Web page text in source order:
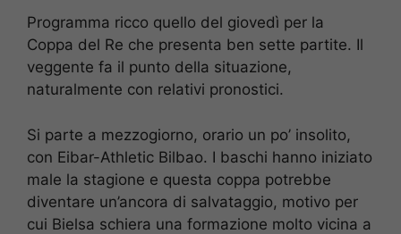
Programma ricco quello del giovedì per la
Coppa del Re che presenta ben sette partite. Il
veggente fa il punto della situazione,
naturalmente con relativi pronostici.
Si parte a mezzogiorno, orario un po’ insolito,
con Eibar-Athletic Bilbao. I baschi hanno iniziato
male la stagione e questa coppa potrebbe
diventare un’ancora di salvataggio, motivo per
cui Bielsa schiera una formazione molto vicina a